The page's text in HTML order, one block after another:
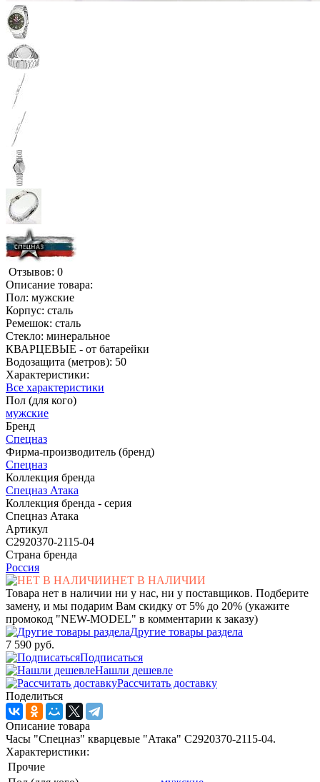
Отзывов: 0
Описание товара:
Пол: мужские
Корпус: сталь
Ремешок: сталь
Стекло: минеральное
КВАРЦЕВЫЕ - от батарейки
Водозащита (метров): 50
Характеристики:
Все характеристики
Пол (для кого)
мужские
Бренд
Спецназ
Фирма-производитель (бренд)
Спецназ
Коллекция бренда
Спецназ Атака
Коллекция бренда - серия
Спецназ Атака
Артикул
С2920370-2115-04
Страна бренда
Россия
НЕТ В НАЛИЧИИ
Товара нет в наличии ни у нас, ни у поставщиков. Подберите
замену, и мы подарим Вам скидку от 5% до 20% (укажите
промокод "NEW-MODEL" в комментарии к заказу)
Другие товары раздела
7 590 руб.
Подписаться
Нашли дешевле
Рассчитать доставку
Поделиться
Описание товара
Часы "Спецназ" кварцевые "Атака" С2920370-2115-04.
Характеристики:
Прочие